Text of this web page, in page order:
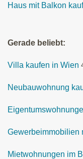
Haus mit Balkon
Gerade beliebt:
Villa kaufen in Wien
Neubauwohnung
Gewerbeimmobilien
Mietwohnungen im